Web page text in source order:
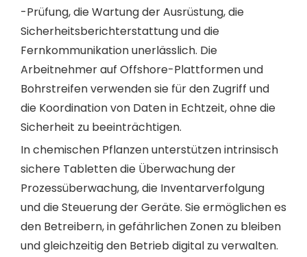
-Prüfung, die Wartung der Ausrüstung, die
Sicherheitsberichterstattung und die
Fernkommunikation unerlässlich. Die
Arbeitnehmer auf Offshore-Plattformen und
Bohrstreifen verwenden sie für den Zugriff und
die Koordination von Daten in Echtzeit, ohne die
Sicherheit zu beeinträchtigen.
In chemischen Pflanzen unterstützen intrinsisch
sichere Tabletten die Überwachung der
Prozessüberwachung, die Inventarverfolgung
und die Steuerung der Geräte. Sie ermöglichen es
den Betreibern, in gefährlichen Zonen zu bleiben
und gleichzeitig den Betrieb digital zu verwalten.